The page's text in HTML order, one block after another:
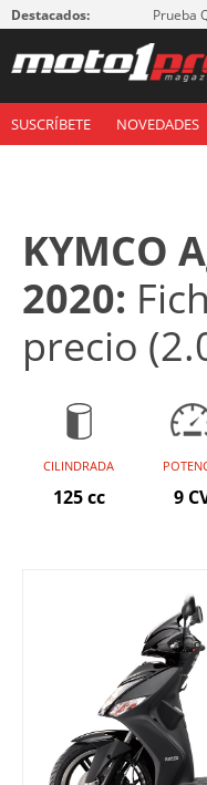
Destacados: Prueba
SUSCRÍBETE NOVEDADES
KYMCO
2020:
precio
CILINDRADA
125 cc 9